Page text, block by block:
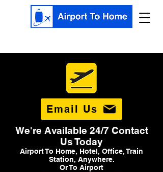
Email Us
We're Available 24/7 Contact
Us Today
Airport To Home, Hotel, Office, Train
Station, Anywhere.
Or To Airport